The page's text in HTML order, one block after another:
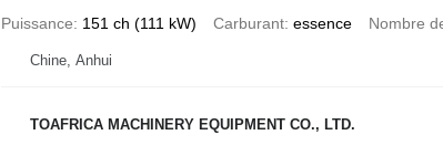
Puissance
151 ch (111 kW) Carburant essence Nombre
Chine, Anhui
TOAFRICA MACHINERY EQUIPMENT CO., LTD.